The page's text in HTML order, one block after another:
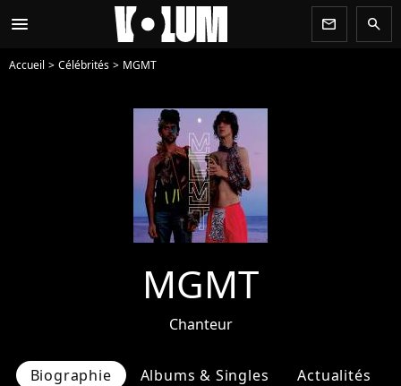
menu newsletter search
Accueil Célébrités MGMT
MGMT
Chanteur
Biographie Albums & Singles Actualités